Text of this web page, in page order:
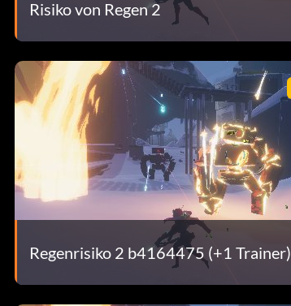
Risiko von Regen 2
Regenrisiko 2 b4164475 (+1 Trainer)